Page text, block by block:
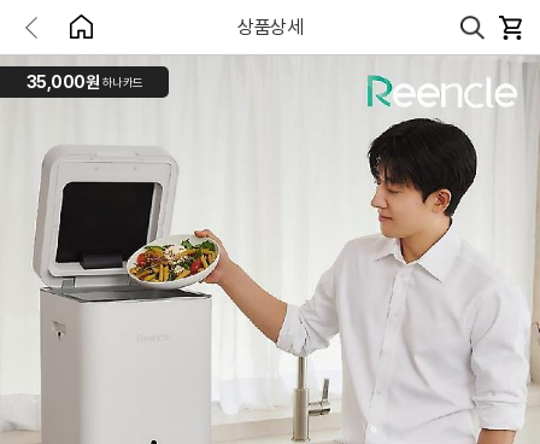
상품상세
35,000원 하나카드